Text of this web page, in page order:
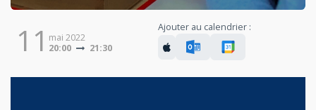
11 mai 2022
20:00
21:30
Ajouter au calendrier :